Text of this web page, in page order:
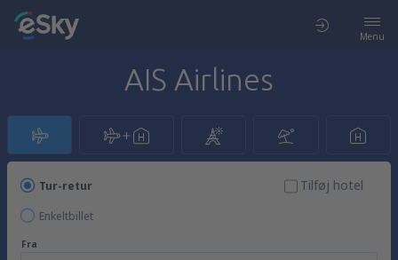
Menu
AIS Airlines
Tur-retur
Enkeltbillet
Tilføj hotel
Fra